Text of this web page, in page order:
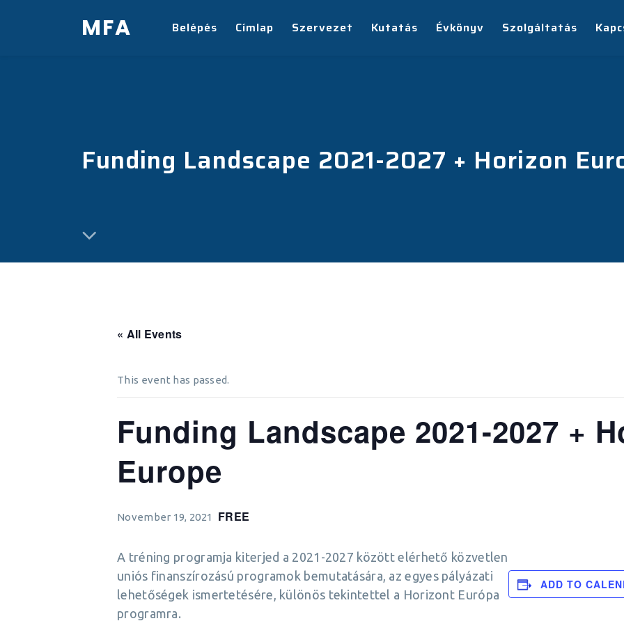
MFA Belépés Címlap Szervezet Kutatás Évkönyv Szolgáltatás
Funding Landscape 2021-2027 + Horizon
« All Events
This event has passed.
Funding Landscape 2021-2027 +
Europe
November 19, 2021 FREE
A tréning programja kiterjed a 2021-2027 között elérhető közvetlen
uniós finanszírozású programok bemutatására, az egyes pályázati
lehetőségek ismertetésére, különös tekintettel a Horizont Európa
programra.
ADD TO